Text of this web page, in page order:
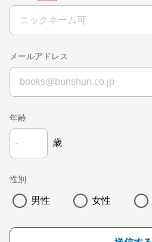
メールアドレス
年齢
歳
性別
男性 女性